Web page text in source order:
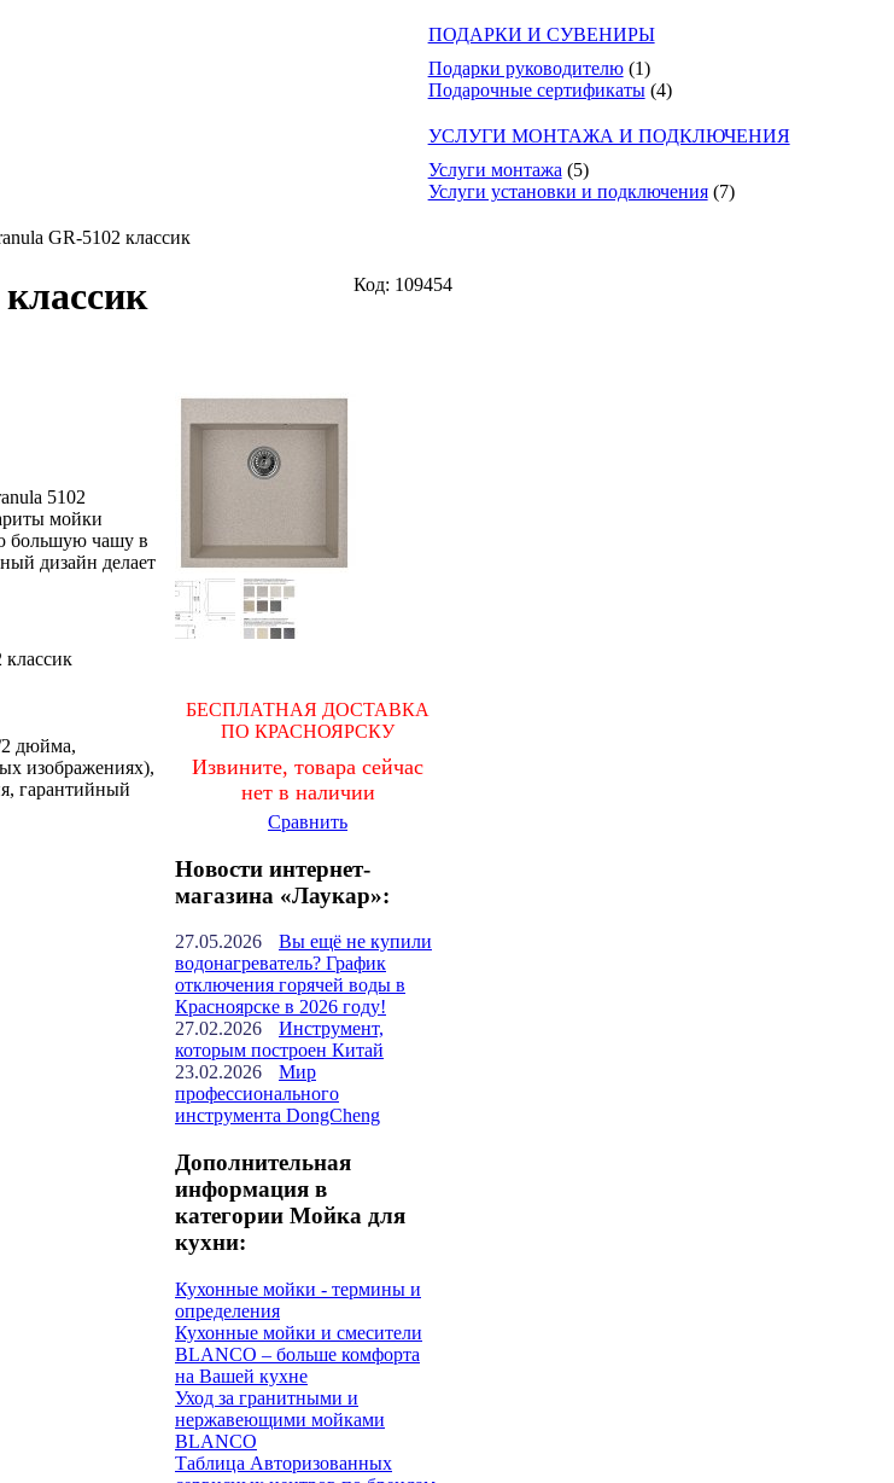
ПОДАРКИ И СУВЕНИРЫ
Подарки руководителю (1)
Подарочные сертификаты (4)
УСЛУГИ МОНТАЖА И ПОДКЛЮЧЕНИЯ
Услуги монтажа (5)
Услуги установки и подключения (7)
GR-5102 классик
Код: 109454
БЕСПЛАТНАЯ ДОСТАВКА
ПО КРАСНОЯРСКУ
Извините, товара сейчас
нет в наличии
Сравнить
Новости интернет-
магазина «Лаукар»:
27.05.2026
Вы ещё не купили
водонагреватель? График
отключения горячей воды в
Красноярске в 2026 году!
27.02.2026
Инструмент,
которым построен Китай
23.02.2026
Мир
профессионального
инструмента DongCheng
Дополнительная
информация в
категории Мойка для
кухни:
Кухонные мойки - термины и
определения
Кухонные мойки и смесители
BLANCO – больше комфорта
на Вашей кухне
Уход за гранитными и
нержавеющими мойками
BLANCO
Таблица Авторизованных
5102
мойки
большую чашу в
дизайн делает
2 дюйма,
изображениях),
гарантийный